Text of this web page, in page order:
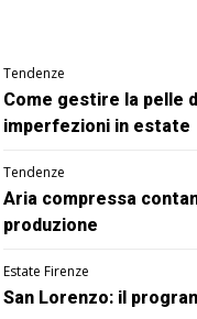
Tendenze
Come gestire la pelle
imperfezioni in estate
Tendenze
Aria compressa
produzione
Estate Firenze
San Lorenzo: il